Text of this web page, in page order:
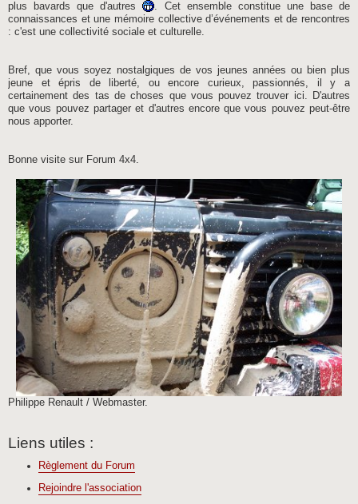
plus bavards que d'autres
. Cet ensemble constitue une base de
connaissances et une mémoire collective d’événements et de rencontres
: c'est une collectivité sociale et culturelle.
Bref, que vous soyez nostalgiques de vos jeunes années ou bien plus
jeune et épris de liberté, ou encore curieux, passionnés, il y a
certainement des tas de choses que vous pouvez trouver ici. D'autres
que vous pouvez partager et d'autres encore que vous pouvez peut-être
nous apporter.
Bonne visite sur Forum 4x4.
Philippe Renault / Webmaster.
Liens utiles :
Règlement du Forum
Rejoindre l'association